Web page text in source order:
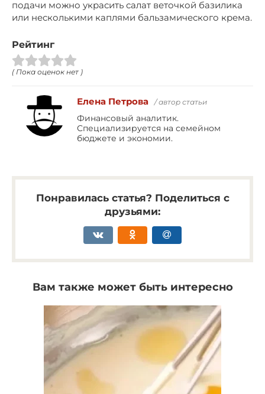
подачи можно украсить салат веточкой базилика
или несколькими каплями бальзамического крема.
Рейтинг
( Пока оценок нет )
Елена Петрова / автор статьи
Финансовый аналитик.
Специализируется на семейном
бюджете и экономии.
Понравилась статья? Поделиться с
друзьями:
Вам также может быть интересно